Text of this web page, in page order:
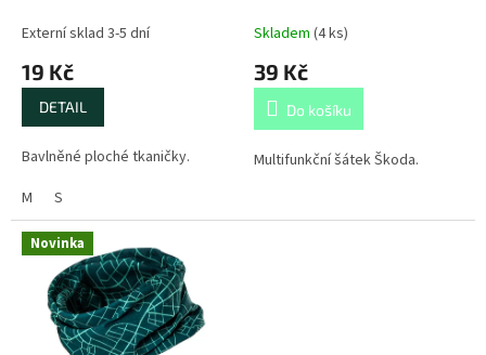
Externí sklad 3-5 dní
19 Kč
DETAIL
Bavlněné ploché tkaničky.
M
S
Skladem (4 ks)
39 Kč
Do košíku
Multifunkční šátek Škoda.
Novinka